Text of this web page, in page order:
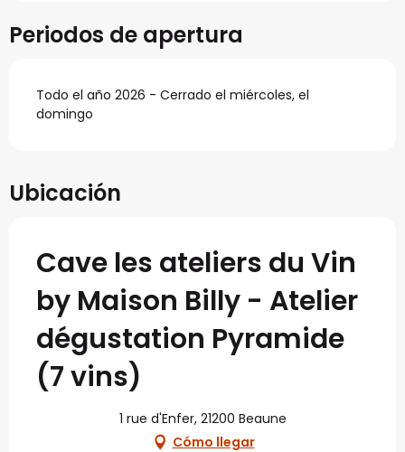
Periodos de apertura
Todo el año 2026 - Cerrado el miércoles, el
domingo
Ubicación
Cave les ateliers du Vin
by Maison Billy - Atelier
dégustation Pyramide
(7 vins)
1 rue d'Enfer, 21200 Beaune
Cómo llegar